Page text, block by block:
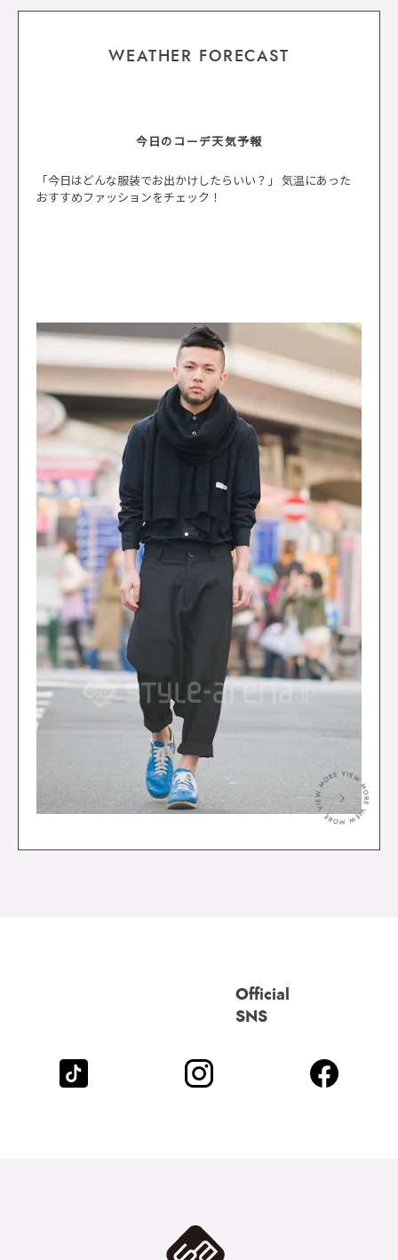
WEATHER FORECAST
今日のコーデ天気予報
「今日はどんな服装でお出かけしたらいい？」 気温にあった
おすすめファッションをチェック！
＞
Official
SNS